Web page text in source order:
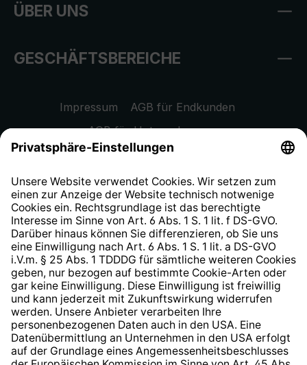
ÜBER UNS
GESCHÄFTSBEREICHE
Impressum
AGB für Endkunden
AGB für Unternehmen
Datenschutzhinweis
Widerrufsrecht
Hinweisgeberschutzsystem
Barrierefreiheit